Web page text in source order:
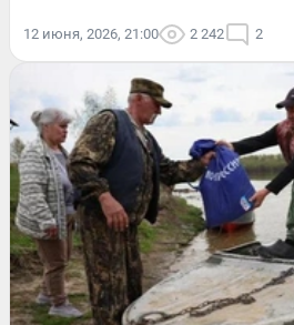
12 июня, 2026, 21:00 2 242 2